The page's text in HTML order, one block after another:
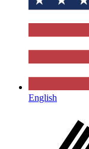
English